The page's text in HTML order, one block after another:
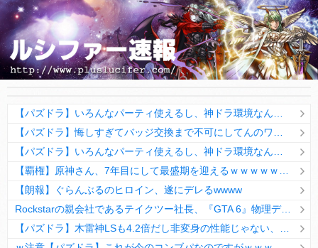
【朗報】ぐらんぶるのヒロイン、遂にデレるwwww
Rockstarの親会社であるテイクツー社長、『GTA 6』物理ディスク版がないことについて擁護「デジタル版の方がずっと便利」